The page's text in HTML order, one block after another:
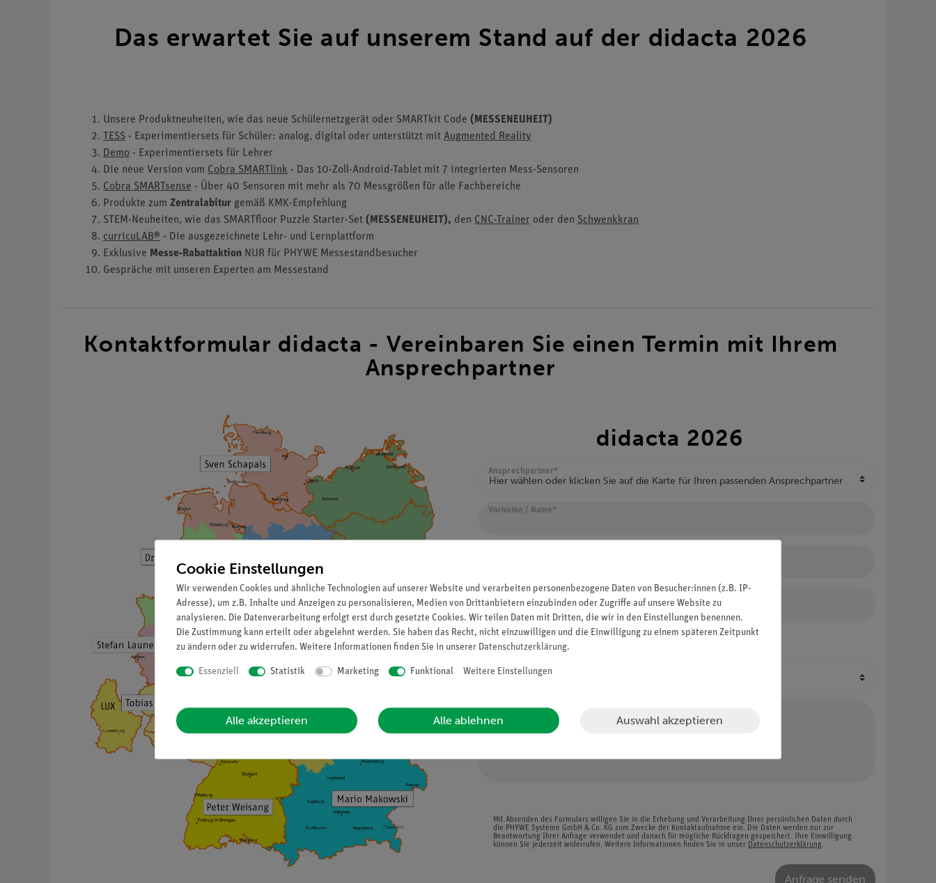
Das erwartet Sie auf unserem Stand auf der didacta 2026
Unsere Produktneuheiten, wie das neue Schülernetzgerät oder SMARTkit Code (MESSENEUHEIT)
TESS - Experimentiersets für Schüler: analog, digital oder unterstützt mit Augmented Reality
Demo - Experimentiersets für Lehrer
Die neue Version vom Cobra SMARTlink - Das 10-Zoll-Android-Tablet mit 7 integrierten Mess-Sensoren
Cobra SMARTsense - Über 40 Sensoren mit mehr als 70 Messgrößen für alle Fachbereiche
Produkte zum Zentralabitur gemäß KMK-Empfehlung
STEM-Neuheiten, wie das SMARTfloor Puzzle Starter-Set (MESSENEUHEIT), den CNC-Trainer oder den Schwenkkran
curricuLAB® - Die ausgezeichnete Lehr- und Lernplattform
Exklusive Messe-Rabattaktion NUR für PHYWE Messestandbesucher
Gespräche mit unseren Experten am Messestand
Kontaktformular didacta - Vereinbaren Sie einen Termin mit Ihrem
Ansprechpartner
didacta 2026
Ansprechpartner*
Vorname / Name*
E-Mail*
Datum
Weitere Informationen / Eintrittskartenanforderung
Mit Absenden des Formulars willigen Sie in die Erhebung und Verarbeitung Ihrer persönlichen Daten durch
die PHYWE Systeme GmbH & Co. KG zum Zwecke der Kontaktaufnahme ein. Die Daten werden nur zur
Beantwortung Ihrer Anfrage verwendet und danach für mögliche Rückfragen gespeichert. Ihre Einwilligung
können Sie jederzeit widerrufen. Weitere Informationen finden Sie in unser Datenschutzerklärung.
Ceres::Template.mailFormHoneypotLabel
Anfrage senden
Cookie Einstellungen
Wir verwenden Cookies und ähnliche Technologien auf unserer Website und verarbeiten personenbezogene Daten von Besucher:innen (z.B. IP-
Adresse), um z.B. Inhalte und Anzeigen zu personalisieren, Medien von Drittanbietern einzubinden oder Zugriffe auf unsere Website zu
analysieren. Die Datenverarbeitung erfolgt erst durch gesetzte Cookies. Wir teilen Daten mit Dritten, die wir in den Einstellungen benennen.
Die Zustimmung kann erteilt oder abgelehnt werden. Sie haben das Recht, nicht einzuwilligen und die Einwilligung zu einem späteren Zeitpunkt
zu ändern oder zu widerrufen. Weitere Informationen finden Sie in unserer Daten­schutz­erklärung.
Essenziell Statistik Marketing Funktional Weitere Einstellungen
Alle akzeptieren Alle ablehnen Auswahl akzeptieren